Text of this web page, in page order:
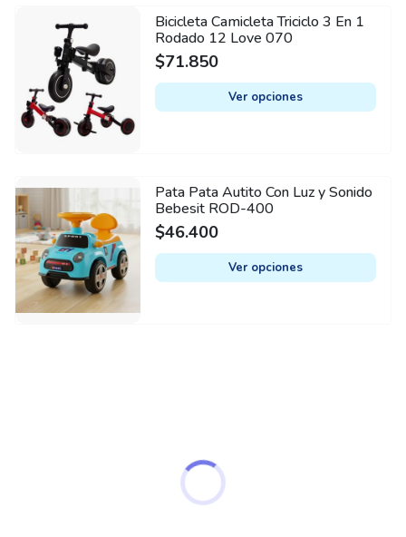
may
be
chosen
on
the
Bicicleta Camicleta Triciclo 3 En 1
Rodado 12 Love 070
$71.850
Ver opciones
This
product
has
multiple
variants.
may
be
chosen
on
the
Pata Pata Autito Con Luz y Sonido
Bebesit ROD-400
$46.400
Ver opciones
This
product
has
multiple
variants.
product
page